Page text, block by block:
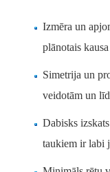
Izmēra un
plānotais
Simetrija un
veidotām un
Dabisks
taukiem ir labi